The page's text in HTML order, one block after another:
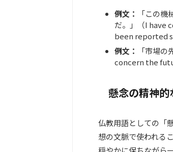
例文：
「この
だ。」（I have
been reported
例文：
「市場
concern the
懸念の精神
仏教用語としての「
想の文脈で使われる